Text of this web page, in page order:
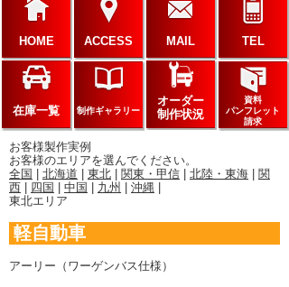
HOME ACCESS MAIL TEL
在庫一覧 制作ギャラリー
オーダー
制作状況
資料
パンフレット
請求
お客様製作実例
お客様のエリアを選んでください。
全国 | 北海道 | 東北 | 関東・甲信 | 北陸・東海 | 関
西 | 四国 | 中国 | 九州 | 沖縄 |
東北エリア
軽自動車
アーリー（ワーゲンバス仕様）